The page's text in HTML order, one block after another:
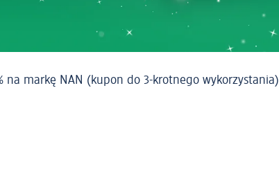
na markę NAN (kupon do 3-krotnego wykorzystania)